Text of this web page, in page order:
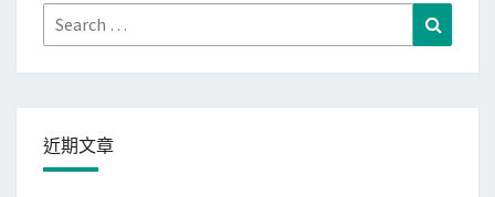
Search
for:
近期文章